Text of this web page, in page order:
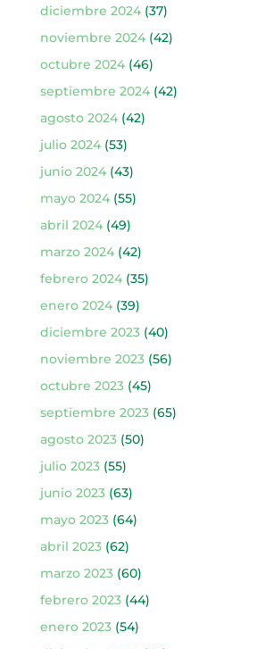
diciembre 2024(37)
noviembre 2024(42)
octubre 2024(46)
septiembre 2024(42)
agosto 2024(42)
julio 2024(53)
junio 2024(43)
mayo 2024(55)
abril 2024(49)
marzo 2024(42)
febrero 2024(35)
enero 2024(39)
diciembre 2023(40)
noviembre 2023(56)
octubre 2023(45)
septiembre 2023(65)
agosto 2023(50)
julio 2023(55)
junio 2023(63)
mayo 2023(64)
abril 2023(62)
marzo 2023(60)
febrero 2023(44)
enero 2023(54)